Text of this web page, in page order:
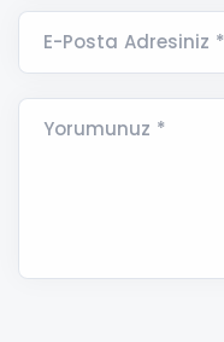
E-Posta Adresiniz *
Yorumunuz *